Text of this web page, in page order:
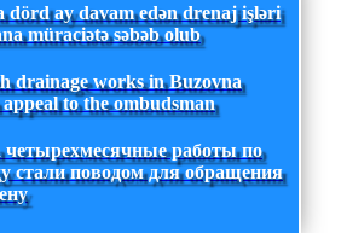
dörd ay davam edən drenaj işləri
müraciətə səbəb olub
drainage works in Buzovna
to the ombudsman
четырехмесячные работы по
стали поводом для обращения